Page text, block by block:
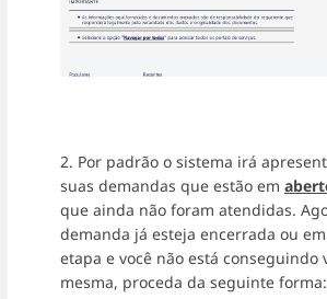
2. Por padrão o sistema irá
suas demandas que estão em
que ainda não foram atendidas.
demanda já esteja encerrada ou
etapa e você não está conseguindo
mesma, proceda da seguinte forma: